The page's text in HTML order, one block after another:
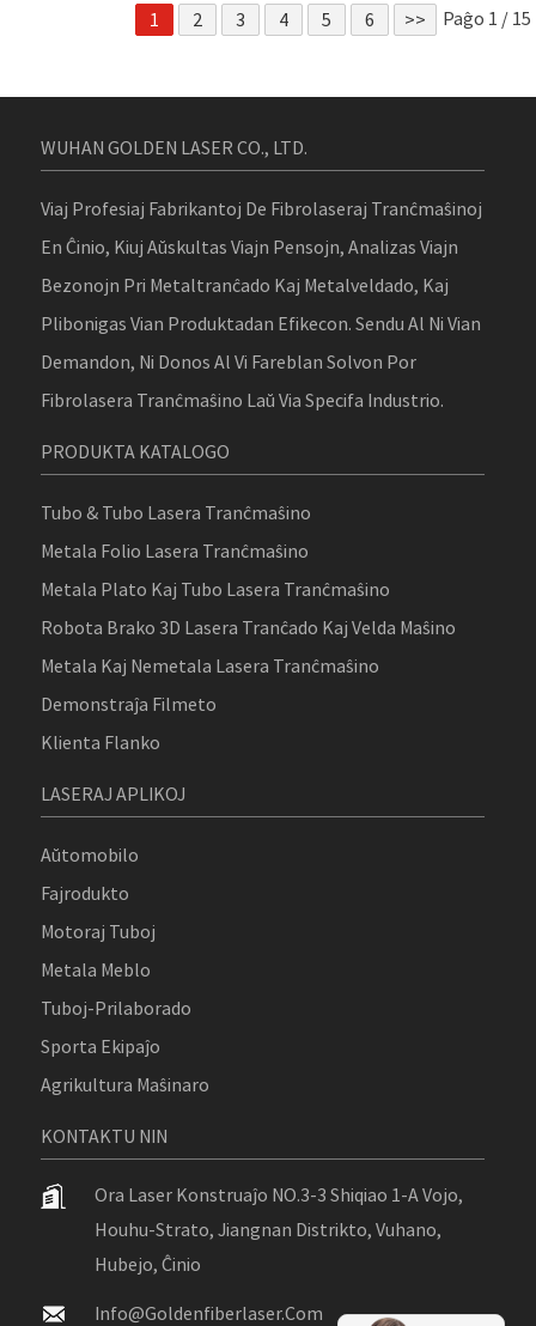
1 2 3 4 5 6 >> Paĝo 1 / 15
WUHAN GOLDEN LASER CO., LTD.
Viaj Profesiaj Fabrikantoj De Fibrolaseraj Tranĉmaŝinoj
En Ĉinio, Kiuj Aŭskultas Viajn Pensojn, Analizas Viajn
Bezonojn Pri Metaltranĉado Kaj Metalveldado, Kaj
Plibonigas Vian Produktadan Efikecon. Sendu Al Ni Vian
Demandon, Ni Donos Al Vi Fareblan Solvon Por
Fibrolasera Tranĉmaŝino Laŭ Via Specifa Industrio.
PRODUKTA KATALOGO
Tubo & Tubo Lasera Tranĉmaŝino
Metala Folio Lasera Tranĉmaŝino
Metala Plato Kaj Tubo Lasera Tranĉmaŝino
Robota Brako 3D Lasera Tranĉado Kaj Velda Maŝino
Metala Kaj Nemetala Lasera Tranĉmaŝino
Demonstraĵa Filmeto
Klienta Flanko
LASERAJ APLIKOJ
Aŭtomobilo
Fajrodukto
Motoraj Tuboj
Metala Meblo
Tuboj-Prilaborado
Sporta Ekipaĵo
Agrikultura Maŝinaro
KONTAKTU NIN
Ora Laser Konstruaĵo NO.3-3 Shiqiao 1-A Vojo,
Houhu-Strato, Jiangnan Distrikto, Vuhano,
Hubejo, Ĉinio
Info@goldenfiberlaser.com